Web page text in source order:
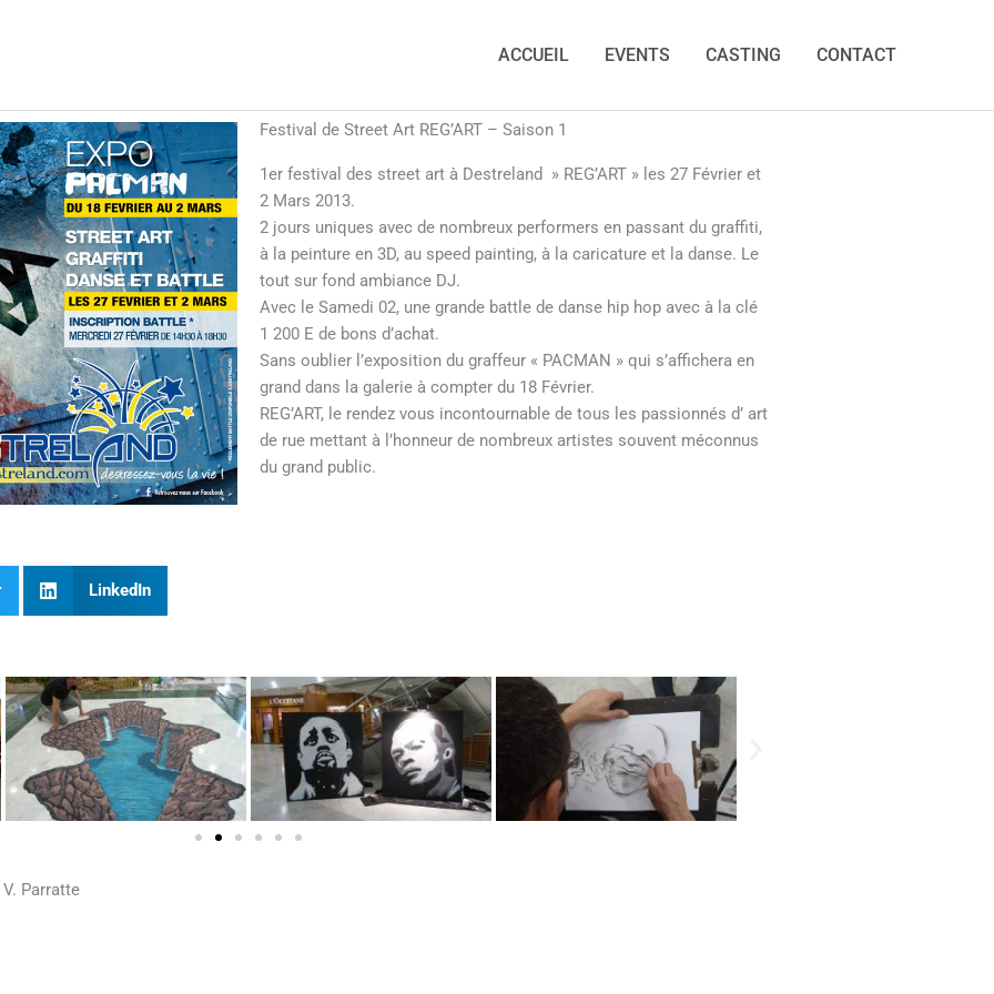
ACCUEIL EVENTS CASTING CONTACT
LinkedIn
Festival de Street Art REG’ART – Saison 1
1er festival des street art à Destreland » REG’ART » les 27 Février et
2 Mars 2013.
2 jours uniques avec de nombreux performers en passant du graffiti,
à la peinture en 3D, au speed painting, à la caricature et la danse. Le
tout sur fond ambiance DJ.
Avec le Samedi 02, une grande battle de danse hip hop avec à la clé
1 200 E de bons d’achat.
Sans oublier l’exposition du graffeur « PACMAN » qui s’affichera en
grand dans la galerie à compter du 18 Février.
REG’ART, le rendez vous incontournable de tous les passionnés d’ art
de rue mettant à l’honneur de nombreux artistes souvent méconnus
du grand public.
Parratte